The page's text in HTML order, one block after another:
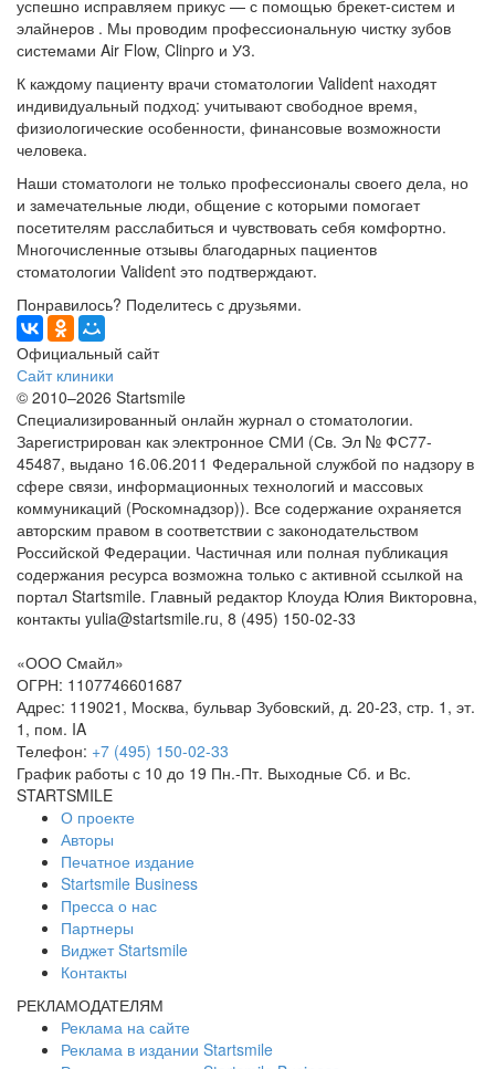
успешно исправляем прикус — с помощью брекет-систем и
элайнеров . Мы проводим профессиональную чистку зубов
системами Air Flow, Clinpro и У3.
К каждому пациенту врачи стоматологии Valident находят
индивидуальный подход: учитывают свободное время,
физиологические особенности, финансовые возможности
человека.
Наши стоматологи не только профессионалы своего дела, но
и замечательные люди, общение с которыми помогает
посетителям расслабиться и чувствовать себя комфортно.
Многочисленные отзывы благодарных пациентов
стоматологии Valident это подтверждают.
Понравилось? Поделитесь с друзьями.
Официальный сайт
Сайт клиники
© 2010–2026 Startsmile
Специализированный онлайн журнал о стоматологии.
Зарегистрирован как электронное СМИ (Св. Эл № ФС77-
45487, выдано 16.06.2011 Федеральной службой по надзору в
сфере связи, информационных технологий и массовых
коммуникаций (Роскомнадзор)). Все содержание охраняется
авторским правом в соответствии с законодательством
Российской Федерации. Частичная или полная публикация
содержания ресурса возможна только с активной ссылкой на
портал Startsmile. Главный редактор Клоуда Юлия Викторовна,
контакты yulia@startsmile.ru, 8 (495) 150-02-33
«ООО Смайл»
ОГРН: 1107746601687
Адрес: 119021, Москва, бульвар Зубовский, д. 20-23, стр. 1, эт.
1, пом. IA
Телефон: +7 (495) 150-02-33
График работы с 10 до 19 Пн.-Пт. Выходные Сб. и Вс.
STARTSMILE
О проекте
Авторы
Печатное издание
Startsmile Business
Пресса о нас
Партнеры
Виджет Startsmile
Контакты
РЕКЛАМОДАТЕЛЯМ
Реклама на сайте
Реклама в издании Startsmile